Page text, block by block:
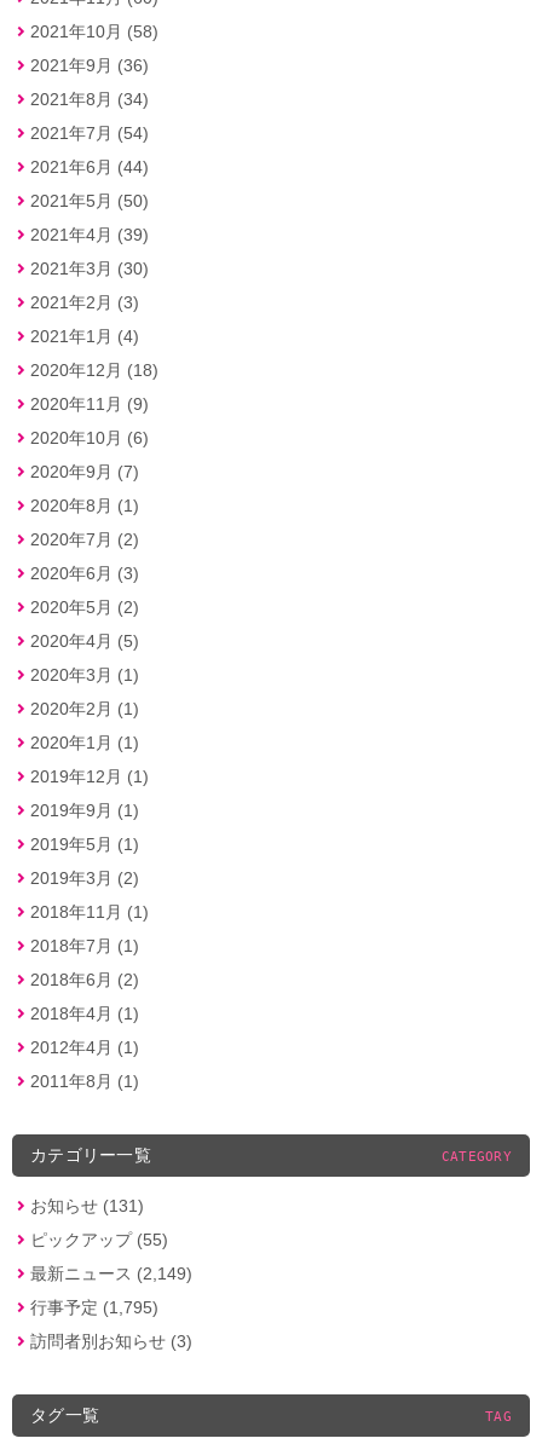
2021年10月 (58)
2021年9月 (36)
2021年8月 (34)
2021年7月 (54)
2021年6月 (44)
2021年5月 (50)
2021年4月 (39)
2021年3月 (30)
2021年2月 (3)
2021年1月 (4)
2020年12月 (18)
2020年11月 (9)
2020年10月 (6)
2020年9月 (7)
2020年8月 (1)
2020年7月 (2)
2020年6月 (3)
2020年5月 (2)
2020年4月 (5)
2020年3月 (1)
2020年2月 (1)
2020年1月 (1)
2019年12月 (1)
2019年9月 (1)
2019年5月 (1)
2019年3月 (2)
2018年11月 (1)
2018年7月 (1)
2018年6月 (2)
2018年4月 (1)
2012年4月 (1)
2011年8月 (1)
カテゴリー一覧 CATEGORY
お知らせ (131)
ピックアップ (55)
最新ニュース (2,149)
行事予定 (1,795)
訪問者別お知らせ (3)
タグ一覧 TAG